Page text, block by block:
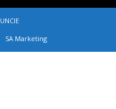
SA Marketing